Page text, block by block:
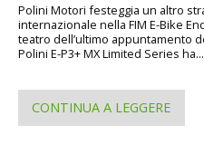
Polini Motori festeggia un altro
internazionale nella FIM E-Bike
teatro dell’ultimo appuntamento
Polini E-P3+ MX Limited Series ha...
CONTINUA A LEGGERE